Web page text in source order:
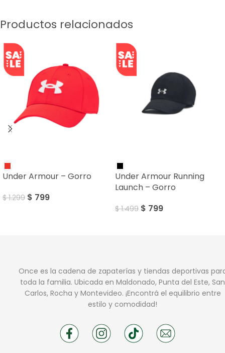
Productos relacionados
Under Armour – Gorro
$1.299 $ 799
Under Armour Running
Launch – Gorro
$1.499 $ 799
Once es la cadena de zapaterías y tiendas deportivas
toda la familia. Ubicada en Maldonado, Punta del Este, San
Carlos, Rocha y Montevideo. ¡Encontrá el equilibrio entre
estilo y comodidad!